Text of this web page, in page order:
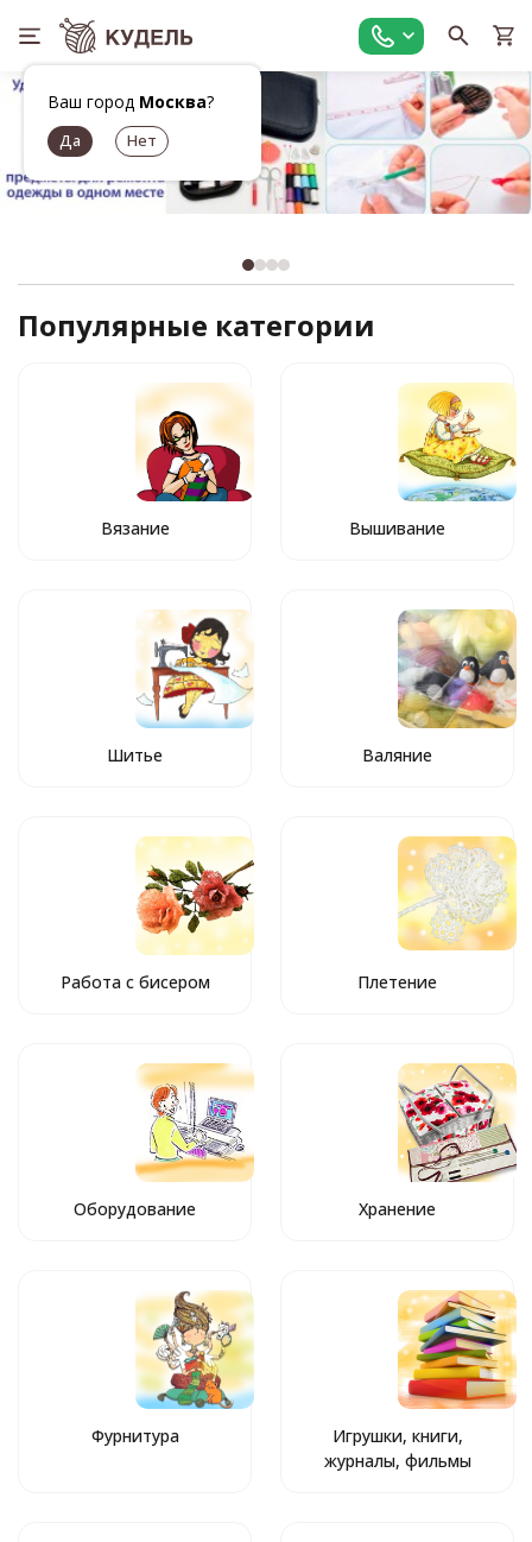
Ваш город Москва?
Популярные категории
Вязание Вышивание
Шитье Валяние
Работа с бисером Плетение
Оборудование Хранение
Фурнитура
Игрушки, книги,
журналы, фильмы